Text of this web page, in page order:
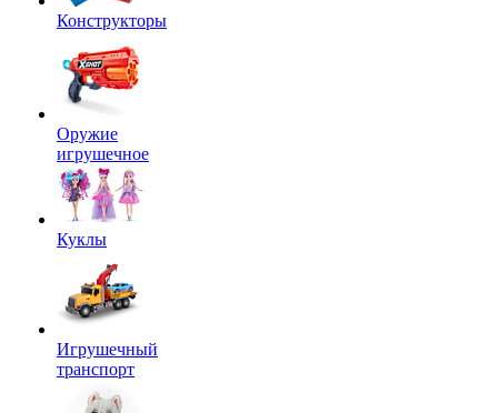
Конструкторы
Оружие
игрушечное
Куклы
Игрушечный
транспорт